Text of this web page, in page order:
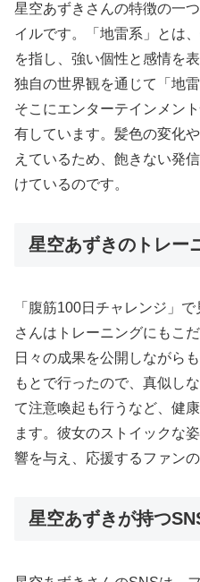
星空あずきさんの特徴の一
イルです。「地雷系」とは
を指し、強い個性と感情を
独自の世界観を通じて「地
そこにエンターテインメン
有しています。髪色の変化
えているため、飽きない発
けているのです。
星空あずきのトレー
「腹筋100日チャレンジ」
さんはトレーニングにもこ
日々の成果を公開しながら
もとで行ったので、真似し
て注意喚起も行うなど、健
ます。彼女のストイックな
響を与え、応援するファン
星空あずきが持つ